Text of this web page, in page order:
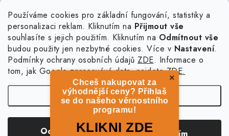
Používáme cookies pro základní fungování, statistiky a
personalizaci reklam. Kliknutím na Přijmout vše
souhlasíte s jejich použitím. Kliknutím na Odmítnout vše
budou použity jen nezbytné cookies. Více v Nastavení.
Podmínky ochrany osobních údajů ZDE. Informace o
tom, jak Google zpracovává data, najdeteZDE.
Nastavení
Odmítnout
Informace
O nás
Kontakty
Výměna, vrácení a reklamace
Služby
PetExpert - pojištění psů
Pujčení paddleboardu a psí plovací vesty
Osobní odběr zboží - PRODEJNA
hladovypes.com. Všechna práva vyhrazena. Upravit nastavení
cookies
×
Chceš nakupovat za
výhodnější ceny? Přihlaš
se do našeho věrnostního
programu!
KLIKNI ZDE